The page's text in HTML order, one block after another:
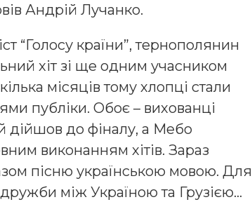
Андрій Лучанко.
“Голосу країни”, тернополянин
хіт зі ще одним учасником
місяців тому хлопці стали
публіки. Обоє – вихованці
дійшов до фіналу, а Мебо
виконанням хітів. Зараз
пісню українською мовою. Для
між Україною та Грузією…